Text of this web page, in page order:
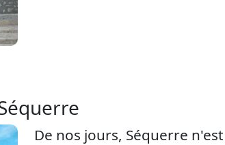
De nos jours, Séquerre